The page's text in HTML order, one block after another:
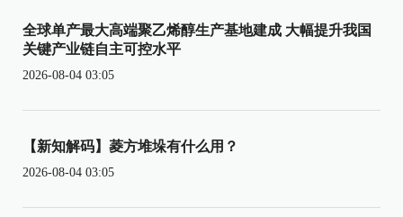
全球单产最大高端聚乙烯醇生产基地建成 大幅提升我国
关键产业链自主可控水平
2026-08-04 03:05
【新知解码】菱方堆垛有什么用？
2026-08-04 03:05